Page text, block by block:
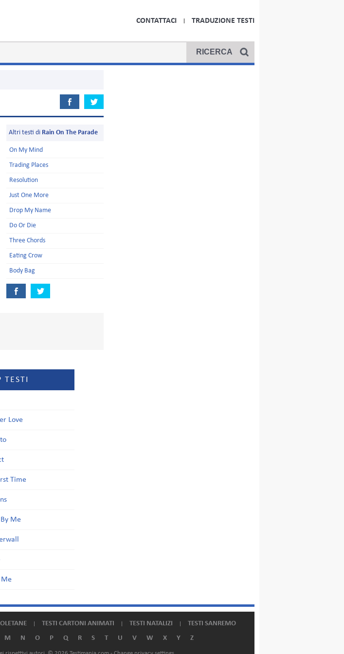
CONTATTACI TRADUZIONE TESTI
Altri testi di Rain On The Parade
On My Mind
Trading Places
Resolution
Just One More
Drop My Name
Do Or Die
Three Chords
Eating Crow
Body Bag
TESTI
Love
Time
Me
TESTI CARTONI ANIMATI TESTI NATALIZI
TESTI SANREMO
M N O P Q R S T U V W X Y Z